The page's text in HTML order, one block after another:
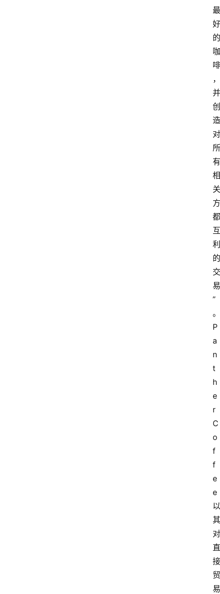
最
好
的
咖
啡
，
并
创
造
对
所
有
相
关
方
都
互
利
的
交
易
”
。
P
a
n
t
h
e
r
C
o
f
f
e
e
以
其
对
直
接
贸
易